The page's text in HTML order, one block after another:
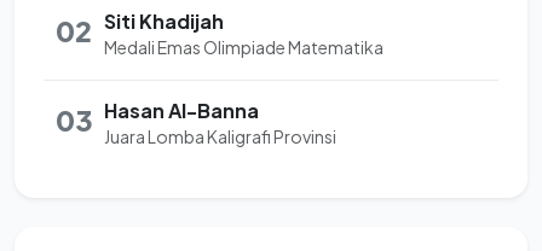
02 Siti Khadijah
Medali Emas Olimpiade Matematika
03 Hasan Al-Banna
Juara Lomba Kaligrafi Provinsi